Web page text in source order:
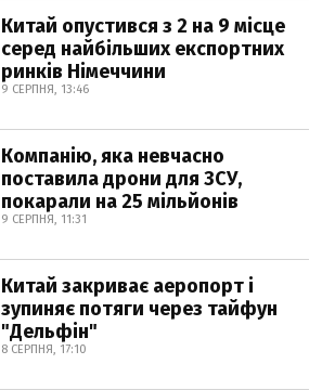
Китай опустився з 2 на 9 місце
серед найбільших експортних
ринків Німеччини
9 СЕРПНЯ, 13:46
Компанію, яка невчасно
поставила дрони для ЗСУ,
покарали на 25 мільйонів
9 СЕРПНЯ, 11:31
Китай закриває аеропорт і
зупиняє потяги через тайфун
"Дельфін"
8 СЕРПНЯ, 17:10